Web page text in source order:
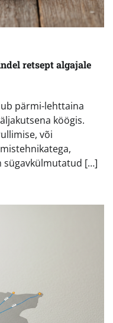
retsept algajale
pärmi-lehttaina
köögis.
või
sügavkülmutatud […]